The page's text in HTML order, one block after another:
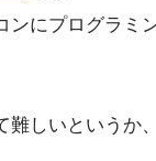
ンにプログラミ
しいというか